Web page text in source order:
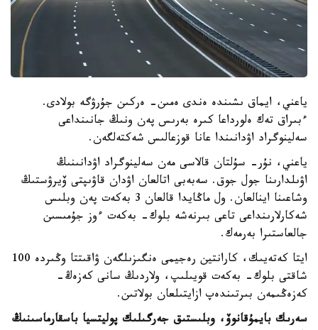
ياعني، ايماق ىشىندە ەندى ەمىن- ەركىن جۇرۋگە بولادى.
ءبىراق تەك ەلورداعا كىرە بەرىس پەن ونىڭ جانىنداعى
سەلينوگراد اۋدانىندا عانا قوزعالىس شەكتەلگەن.
ياعني، نۇر- سۇلتان قالاسى مەن سەلينوگراد اۋدانىنىڭ
اۋىلدارىنا جول جوق. سەبەبى اتالعان اۋدان قاۋىپتى ۆيرۋستىڭ
وشاعىنا اينالعان. ول ماڭايدا قالعان 3 بەكەت پەن وبلىس
شەكارلارىنداعى تاعى بىرنەشە بلوك- بەكەت ءوز جۇمىسىن
جالعاستىرا بەرمەك.
ايتا كەتەيىك، كارانتين رەجيمى ەنگىزىلگەن ۋاقىتتا وڭىردە 100
شاقتى بلوك- بەكەت قويىلىپ، ولاردىڭ سانى كەزەڭ-
كەزەڭىمەن بىرتىندەپ ازايتىلعان بولاتىن.
سەرىك بايمۇقانوۆ، وبلىستىق جەرگىلىك پوليتسيا باسقارماسىنىڭ